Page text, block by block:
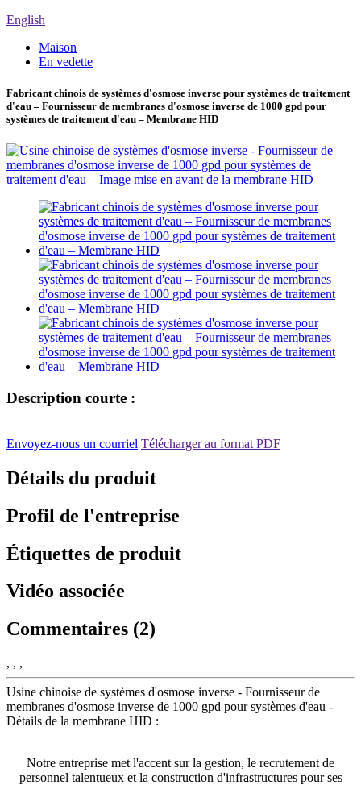
English
Maison
En vedette
Fabricant chinois de systèmes d'osmose inverse pour systèmes de traitement
d'eau – Fournisseur de membranes d'osmose inverse de 1000 gpd pour
systèmes de traitement d'eau – Membrane HID
Description courte :
Envoyez-nous un courriel Télécharger au format PDF
Détails du produit
Profil de l'entreprise
Étiquettes de produit
Vidéo associée
Commentaires (2)
, , ,
Usine chinoise de systèmes d'osmose inverse - Fournisseur de
membranes d'osmose inverse de 1000 gpd pour systèmes d'eau -
Détails de la membrane HID :
Notre entreprise met l'accent sur la gestion, le recrutement de
personnel talentueux et la construction d'infrastructures pour ses